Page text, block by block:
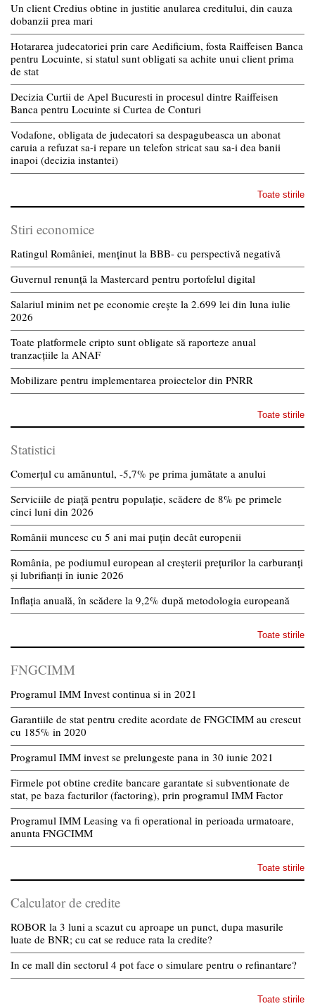
Un client Credius obtine in justitie anularea creditului, din cauza
dobanzii prea mari
Hotararea judecatoriei prin care Aedificium, fosta Raiffeisen Banca
pentru Locuinte, si statul sunt obligati sa achite unui client prima
de stat
Decizia Curtii de Apel Bucuresti in procesul dintre Raiffeisen
Banca pentru Locuinte si Curtea de Conturi
Vodafone, obligata de judecatori sa despagubeasca un abonat
caruia a refuzat sa-i repare un telefon stricat sau sa-i dea banii
inapoi (decizia instantei)
Toate stirile
Stiri economice
Ratingul României, menținut la BBB- cu perspectivă negativă
Guvernul renunță la Mastercard pentru portofelul digital
Salariul minim net pe economie crește la 2.699 lei din luna iulie
2026
Toate platformele cripto sunt obligate să raporteze anual
tranzacțiile la ANAF
Mobilizare pentru implementarea proiectelor din PNRR
Toate stirile
Statistici
Comerțul cu amănuntul, -5,7% pe prima jumătate a anului
Serviciile de piață pentru populație, scădere de 8% pe primele
cinci luni din 2026
Românii muncesc cu 5 ani mai puțin decât europenii
România, pe podiumul european al creșterii prețurilor la carburanți
și lubrifianți în iunie 2026
Inflația anuală, în scădere la 9,2% după metodologia europeană
Toate stirile
FNGCIMM
Programul IMM Invest continua si in 2021
Garantiile de stat pentru credite acordate de FNGCIMM au crescut
cu 185% in 2020
Programul IMM invest se prelungeste pana in 30 iunie 2021
Firmele pot obtine credite bancare garantate si subventionate de
stat, pe baza facturilor (factoring), prin programul IMM Factor
Programul IMM Leasing va fi operational in perioada urmatoare,
anunta FNGCIMM
Toate stirile
Calculator de credite
ROBOR la 3 luni a scazut cu aproape un punct, dupa masurile
luate de BNR; cu cat se reduce rata la credite?
In ce mall din sectorul 4 pot face o simulare pentru o refinantare?
Toate stirile